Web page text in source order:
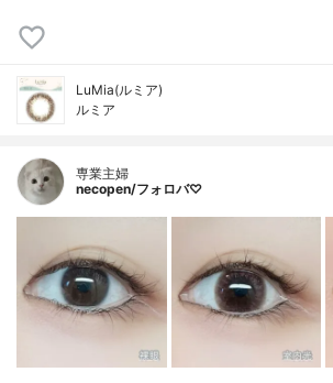
LuMia(ルミア)
ルミア
専業主婦
necopen/フォロバ♡